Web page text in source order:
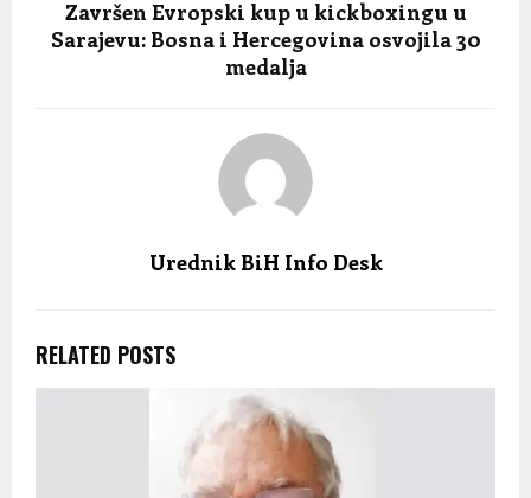
Završen Evropski kup u kickboxingu u
Sarajevu: Bosna i Hercegovina osvojila 30
medalja
Urednik BiH Info Desk
RELATED POSTS